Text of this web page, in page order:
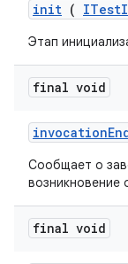
init ( ITest
Этап
final void
invocation
Сообщает о
возникновение
final void